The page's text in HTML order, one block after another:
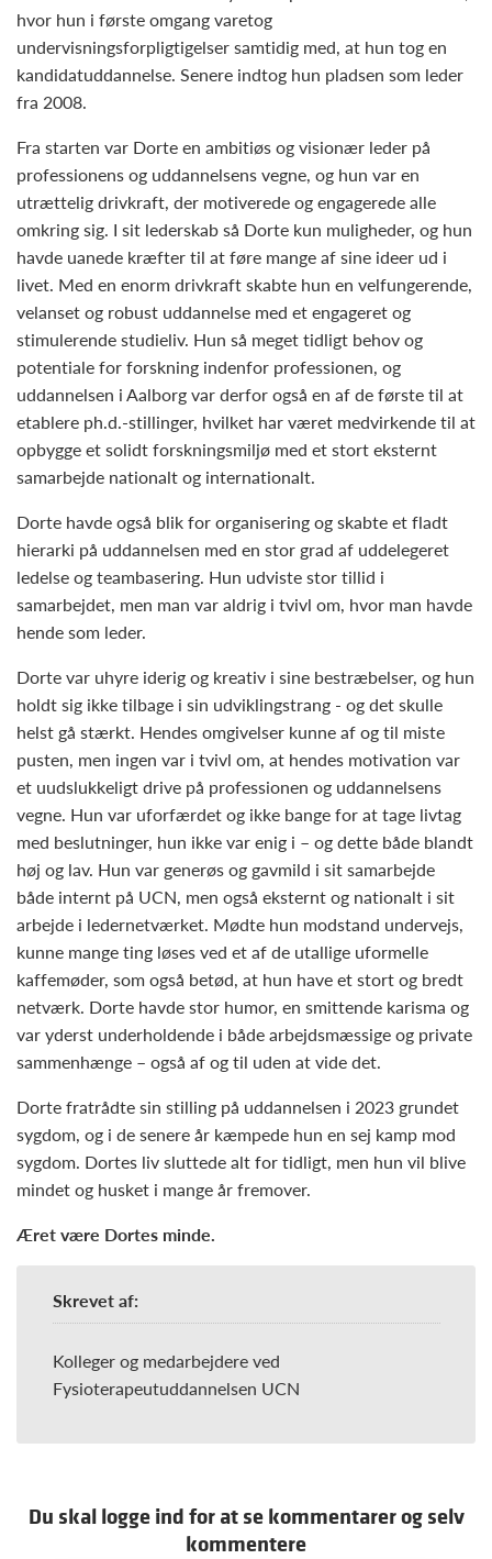
hvor hun i første omgang varetog
undervisningsforpligtigelser samtidig med, at hun tog en
kandidatuddannelse. Senere indtog hun pladsen som leder
fra 2008.
Fra starten var Dorte en ambitiøs og visionær leder på
professionens og uddannelsens vegne, og hun var en
utrættelig drivkraft, der motiverede og engagerede alle
omkring sig. I sit lederskab så Dorte kun muligheder, og hun
havde uanede kræfter til at føre mange af sine ideer ud i
livet. Med en enorm drivkraft skabte hun en velfungerende,
velanset og robust uddannelse med et engageret og
stimulerende studieliv. Hun så meget tidligt behov og
potentiale for forskning indenfor professionen, og
uddannelsen i Aalborg var derfor også en af de første til at
etablere ph.d.-stillinger, hvilket har været medvirkende til at
opbygge et solidt forskningsmiljø med et stort eksternt
samarbejde nationalt og internationalt.
Dorte havde også blik for organisering og skabte et fladt
hierarki på uddannelsen med en stor grad af uddelegeret
ledelse og teambasering. Hun udviste stor tillid i
samarbejdet, men man var aldrig i tvivl om, hvor man havde
hende som leder.
Dorte var uhyre iderig og kreativ i sine bestræbelser, og hun
holdt sig ikke tilbage i sin udviklingstrang - og det skulle
helst gå stærkt. Hendes omgivelser kunne af og til miste
pusten, men ingen var i tvivl om, at hendes motivation var
et uudslukkeligt drive på professionen og uddannelsens
vegne. Hun var uforfærdet og ikke bange for at tage livtag
med beslutninger, hun ikke var enig i – og dette både blandt
høj og lav. Hun var generøs og gavmild i sit samarbejde
både internt på UCN, men også eksternt og nationalt i sit
arbejde i ledernetværket. Mødte hun modstand undervejs,
kunne mange ting løses ved et af de utallige uformelle
kaffemøder, som også betød, at hun have et stort og bredt
netværk. Dorte havde stor humor, en smittende karisma og
var yderst underholdende i både arbejdsmæssige og private
sammenhænge – også af og til uden at vide det.
Dorte fratrådte sin stilling på uddannelsen i 2023 grundet
sygdom, og i de senere år kæmpede hun en sej kamp mod
sygdom. Dortes liv sluttede alt for tidligt, men hun vil blive
mindet og husket i mange år fremover.
Æret være Dortes minde.
Skrevet af:
Kolleger og medarbejdere ved
Fysioterapeutuddannelsen UCN
Du skal logge ind for at se kommentarer og selv
kommentere